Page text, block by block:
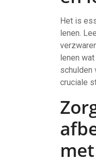
Het is
lenen.
lenen
schulden
cruciale